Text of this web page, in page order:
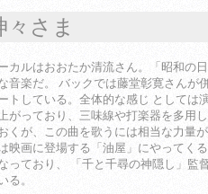
々さま
カルはおおたか清流さん。「昭和の
音楽だ。 バックでは藤堂彰寛さんが
トしている。全体的な感じ としては
がっており、三味線や打楽器を多用
くが、この曲を歌うには相当な力量
映画に登場する「油屋」にやってく
っており、 「千と千尋の神隠し」監
る。